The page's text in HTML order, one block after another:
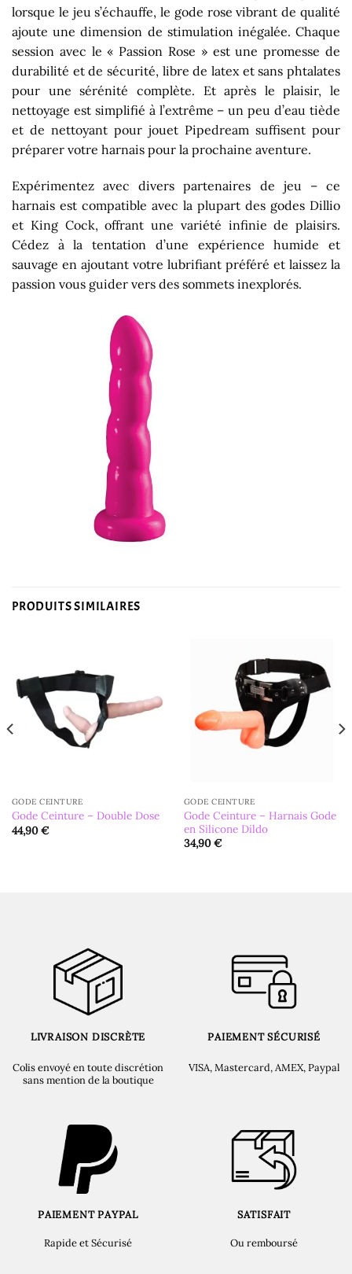
lorsque le jeu s’échauffe, le gode rose vibrant de qualité
ajoute une dimension de stimulation inégalée. Chaque
session avec le « Passion Rose » est une promesse de
durabilité et de sécurité, libre de latex et sans phtalates
pour une sérénité complète. Et après le plaisir, le
nettoyage est simplifié à l’extrême – un peu d’eau tiède
et de nettoyant pour jouet Pipedream suffisent pour
préparer votre harnais pour la prochaine aventure.
Expérimentez avec divers partenaires de jeu – ce
harnais est compatible avec la plupart des godes Dillio
et King Cock, offrant une variété infinie de plaisirs.
Cédez à la tentation d’une expérience humide et
sauvage en ajoutant votre lubrifiant préféré et laissez la
passion vous guider vers des sommets inexplorés.
PRODUITS SIMILAIRES
GODE CEINTURE
Gode Ceinture – Double Dose
44,90€
GODE CEINTURE
Gode Ceinture – Harnais Gode
en Silicone Dildo
34,90€
LIVRAISON DISCRÈTE
Colis envoyé en toute discrétion
sans mention de la boutique
PAIEMENT SÉCURISÉ
VISA, Mastercard, AMEX, Paypal
PAIEMENT PAYPAL
Rapide et Sécurisé
SATISFAIT
Ou remboursé